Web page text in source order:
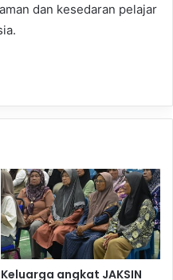
dan kesedaran pelajar
Keluarga angkat JAKSIN